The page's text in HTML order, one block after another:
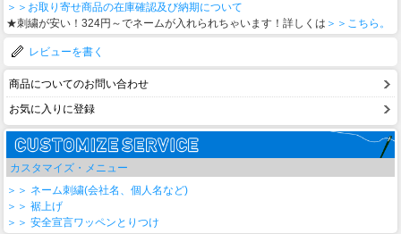
＞＞お取り寄せ商品の在庫確認及び納期について
★刺繍が安い！324円～でネームが入れられちゃいます！詳しくは ＞＞こちら。
レビューを書く
商品についてのお問い合わせ
お気に入りに登録
カスタマイズ・メニュー
＞＞ ネーム刺繍(会社名、個人名など)
＞＞ 裾上げ
＞＞ 安全宣言ワッペンとりつけ